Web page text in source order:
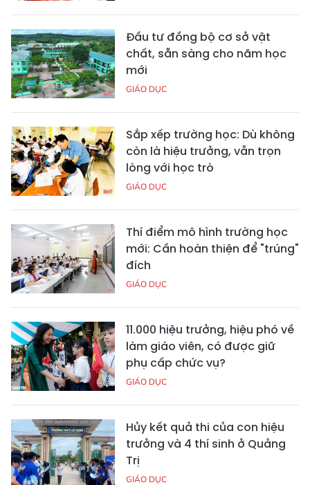
Đầu tư đồng bộ cơ sở vật
chất, sẵn sàng cho năm học
mới
GIÁO DỤC
Sắp xếp trường học: Dù không
còn là hiệu trưởng, vẫn trọn
lòng với học trò
GIÁO DỤC
Thí điểm mô hình trường học
mới: Cần hoàn thiện để "trúng"
đích
GIÁO DỤC
11.000 hiệu trưởng, hiệu phó về
làm giáo viên, có được giữ
phụ cấp chức vụ?
GIÁO DỤC
Hủy kết quả thi của con hiệu
trưởng và 4 thí sinh ở Quảng
Trị
GIÁO DỤC